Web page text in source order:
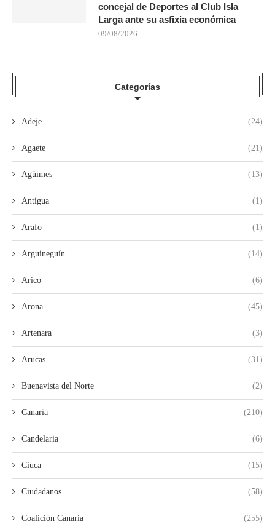
concejal de Deportes al Club Isla
Larga ante su asfixia económica
09/08/2026
Categorías
Adeje (24)
Agaete (21)
Agüimes (13)
Antigua (1)
Arafo (1)
Arguineguín (14)
Arico (6)
Arona (45)
Artenara (3)
Arucas (31)
Buenavista del Norte (2)
Canaria (210)
Candelaria (6)
Ciuca (15)
Ciudadanos (58)
Coalición Canaria (255)